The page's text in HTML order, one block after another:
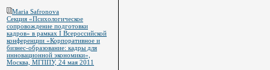
Maria Safronova
Секция «Психологическое
сопровождение подготовки
кадров» в рамках I Всероссийской
конференции «Корпоративное и
бизнес-образование: кадры для
инновационной экономики»,
Москва, МГППУ, 24 мая 2011